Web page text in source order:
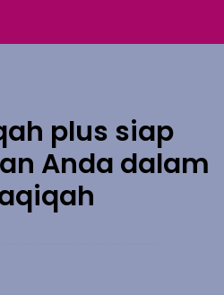
plus siap
Anda dalam